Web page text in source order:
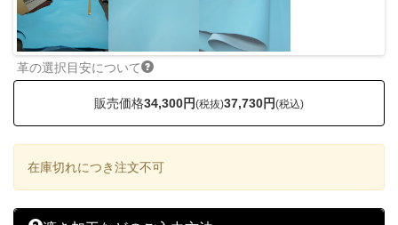
革の選択目安について
販売価格34,300円(税抜)37,730円(税込)
在庫切れにつき注文不可